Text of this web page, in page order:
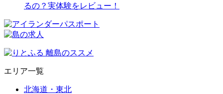
るの？実体験をレビュー！
エリア一覧
北海道・東北